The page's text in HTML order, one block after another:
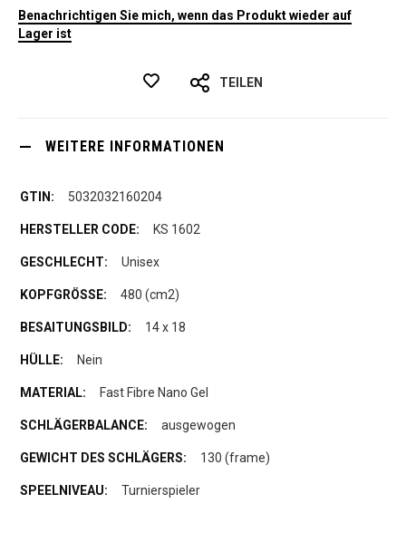
Benachrichtigen Sie mich, wenn das Produkt wieder auf
Lager ist
TEILEN
WEITERE INFORMATIONEN
5032032160204
KS 1602
Unisex
480 (cm2)
14 x 18
Nein
Fast Fibre Nano Gel
ausgewogen
130 (frame)
Turnierspieler